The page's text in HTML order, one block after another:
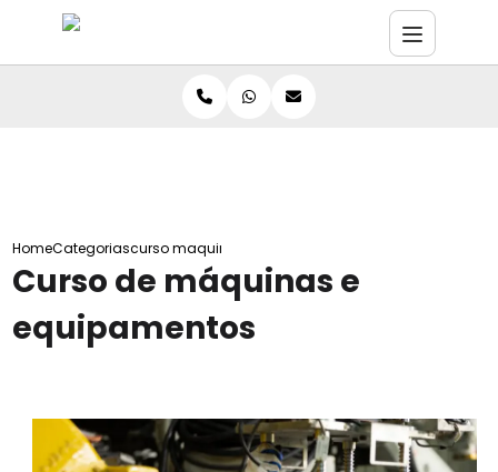
HomeCategoriascurso maquinas equipamentos
Curso de máquinas e
equipamentos